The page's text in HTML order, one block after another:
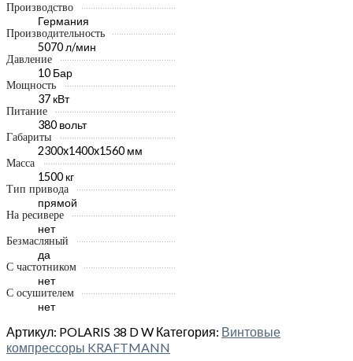
Производство
Германия
Производительность
5070 л/мин
Давление
10 Бар
Мощность
37 кВт
Питание
380 вольт
Габариты
2300x1400x1560 мм
Масса
1500 кг
Тип привода
прямой
На ресивере
нет
Безмасляный
да
С частотником
нет
С осушителем
нет
Артикул: POLARIS 38 D W Категория: Винтовые
компрессоры KRAFTMANN